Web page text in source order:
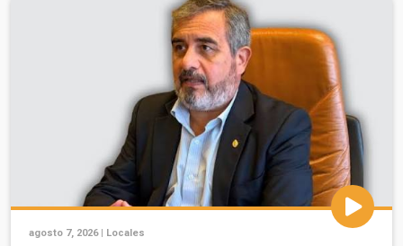
agosto 7, 2026 | Locales